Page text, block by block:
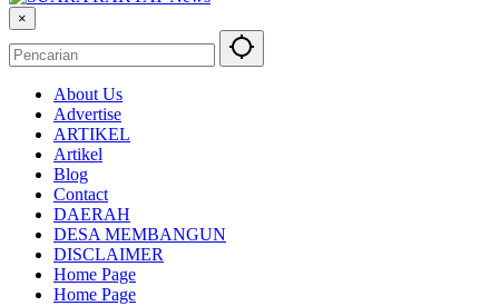
×
About Us
Advertise
ARTIKEL
Artikel
Blog
Contact
DAERAH
DESA MEMBANGUN
DISCLAIMER
Home Page
Home Page